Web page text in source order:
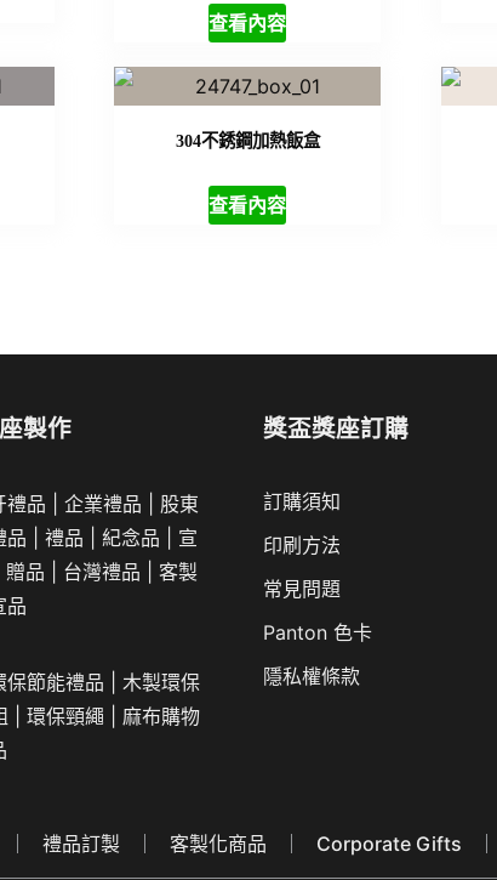
查看內容
304不銹鋼加熱飯盒
查看內容
製作
禮品 企業禮品
股東
品 禮品 紀念品
宣
贈品 台灣禮品
客製
品
保節能禮品
木製環保
環保頸繩| 麻布購物
獎盃獎座訂購
訂購須知
印刷方法
常見問題
Panton 色卡
隱私權條款
禮品訂製 客製化商品 Corporate Gifts